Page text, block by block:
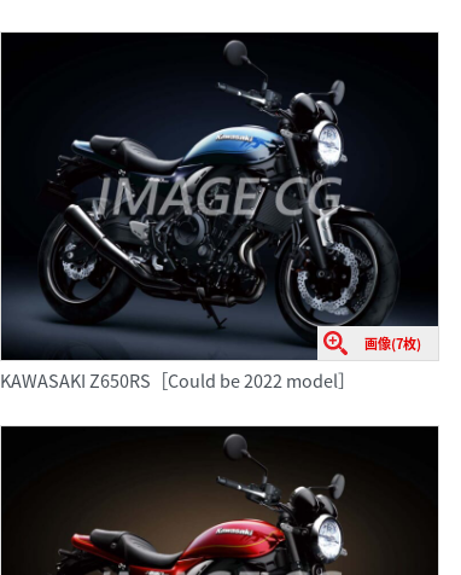
画像(7枚)
KAWASAKI Z650RS［Could be 2022 model］